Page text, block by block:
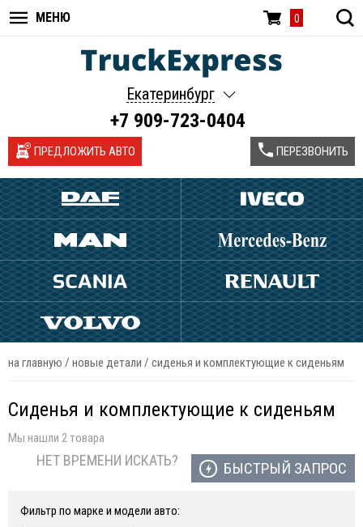
МЕНЮ 0
Екатеринбург
+7 909-723-0404
ПРЕДЛОЖИТЬ АВТО
на главную / новые детали / сиденья и комплектующие к сиденьям
Сиденья и комплектующие к сиденьям
Мы нашли 2 товара
НЕТ ВРЕМЕНИ ИСКАТЬ? БЫСТРЫЙ ЗАПРОС
Фильтр по марке и модели авто: